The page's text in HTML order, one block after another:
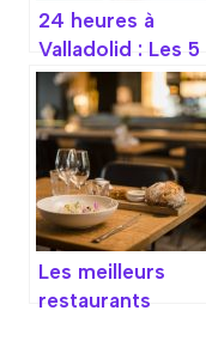
24 heures à
Valladolid : Les 5
incontournables
Les meilleurs
restaurants